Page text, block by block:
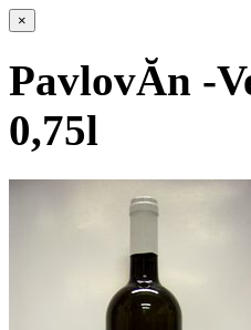
×
PavlovĂ­n -
0,75l